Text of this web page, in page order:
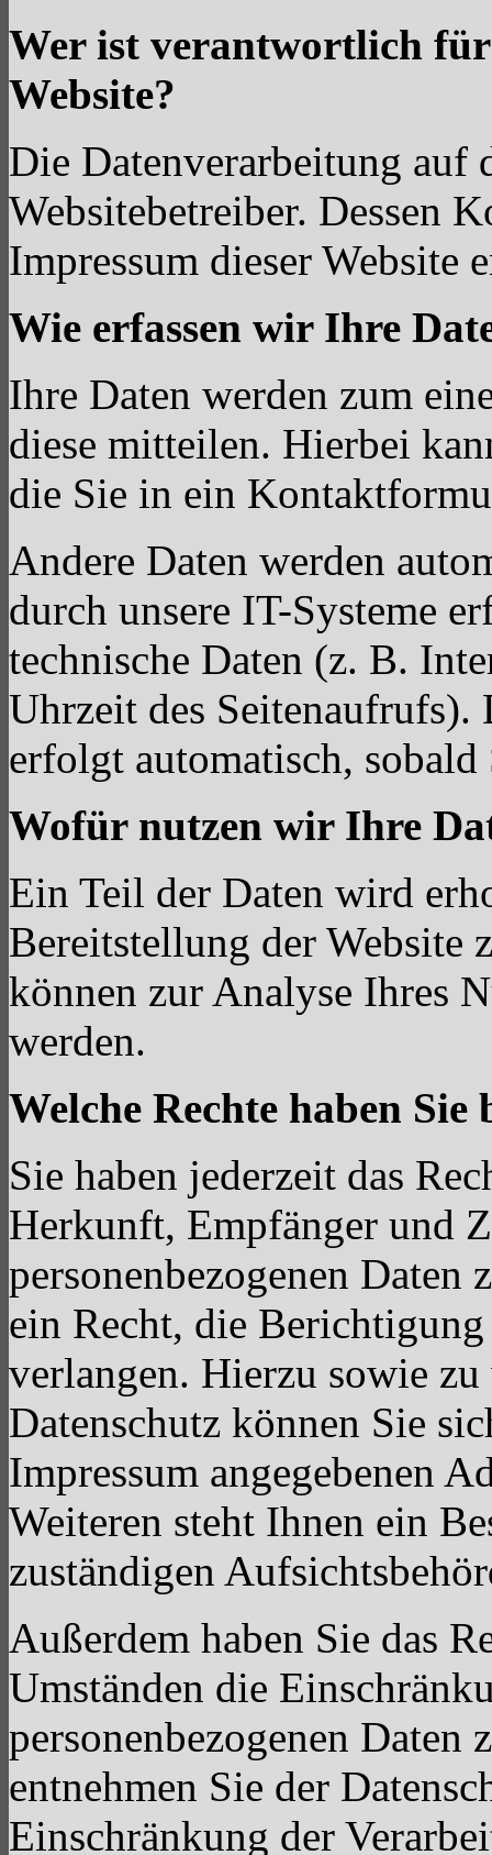
Wer ist verantwortlich für
Website?
Die Datenverarbeitung auf
Websitebetreiber. Dessen
Impressum dieser Website
Wie erfassen wir Ihre
Ihre Daten werden zum
diese mitteilen. Hierbei
die Sie in ein
Andere Daten werden
durch unsere IT-Systeme
technische Daten (z. B.
Uhrzeit des Seitenaufrufs).
erfolgt automatisch, sobald
Wofür nutzen wir Ihre
Ein Teil der Daten wird
Bereitstellung der Website
können zur Analyse Ihres
werden.
Welche Rechte haben
Sie haben jederzeit das
Herkunft, Empfänger und
personenbezogenen Daten
ein Recht, die
verlangen. Hierzu sowie
Datenschutz können Sie
Impressum angegebenen
Weiteren steht Ihnen ein
zuständigen
Außerdem haben Sie das
Umständen die
personenbezogenen Daten
entnehmen Sie der
Einschränkung der